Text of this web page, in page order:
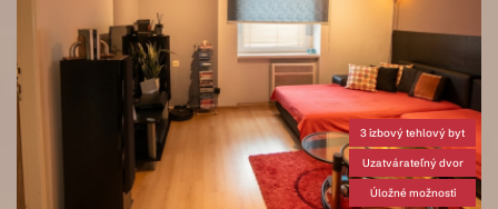
3 izbový tehlový byt
Uzatvárateľný dvor
Úložné možnosti